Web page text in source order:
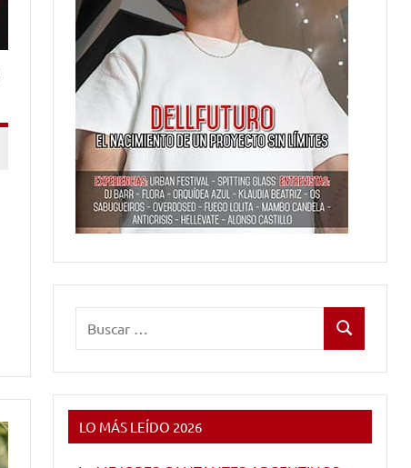
Buscar
LO MÁS LEÍDO 2026